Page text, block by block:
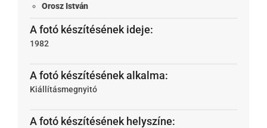
Orosz István
A fotó készítésének ideje:
1982
A fotó készítésének alkalma:
Kiállításmegnyitó
A fotó készítésének helyszíne: